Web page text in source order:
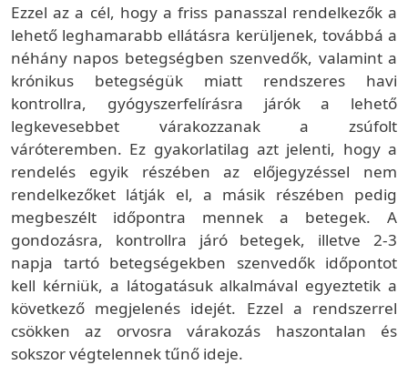
Ezzel az a cél, hogy a friss panasszal rendelkezők a
lehető leghamarabb ellátásra kerüljenek, továbbá a
néhány napos betegségben szenvedők, valamint a
krónikus betegségük miatt rendszeres havi
kontrollra, gyógyszerfelírásra járók a lehető
legkevesebbet várakozzanak a zsúfolt
váróteremben. Ez gyakorlatilag azt jelenti, hogy a
rendelés egyik részében az előjegyzéssel nem
rendelkezőket látják el, a másik részében pedig
megbeszélt időpontra mennek a betegek. A
gondozásra, kontrollra járó betegek, illetve 2-3
napja tartó betegségekben szenvedők időpontot
kell kérniük, a látogatásuk alkalmával egyeztetik a
következő megjelenés idejét. Ezzel a rendszerrel
csökken az orvosra várakozás haszontalan és
sokszor végtelennek tűnő ideje.